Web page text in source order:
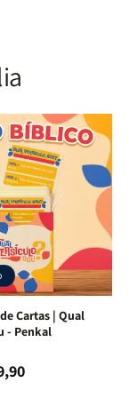
|
Full
Color
|
Capa
Dura
Harpa
|
-
Cruz
Laranja
Cartas | Qual
- Penkal